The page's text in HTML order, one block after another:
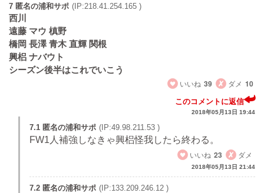
7 匿名の浦和サポ (IP:218.41.254.165 )
西川
遠藤 マウ 槙野
橋岡 長澤 青木 直輝 関根
興梠 ナバウト
シーズン後半はこれでいこう
いいね 39 ダメ 10
このコメントに返信
2018年05月13日 19:44
7.1 匿名の浦和サポ (IP:49.98.211.53 )
FW1人補強しなきゃ興梠怪我したら終わる。
いいね 23 ダメ
2018年05月13日 21:44
7.2 匿名の浦和サポ (IP:133.209.246.12 )